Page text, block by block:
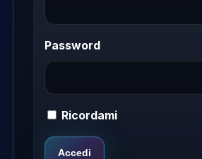
Password
Ricordami